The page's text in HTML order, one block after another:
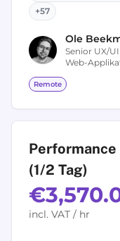
+57
Ole
Senior UX/
Web-
Remote
(1/2 Tag)
incl. VAT / hr